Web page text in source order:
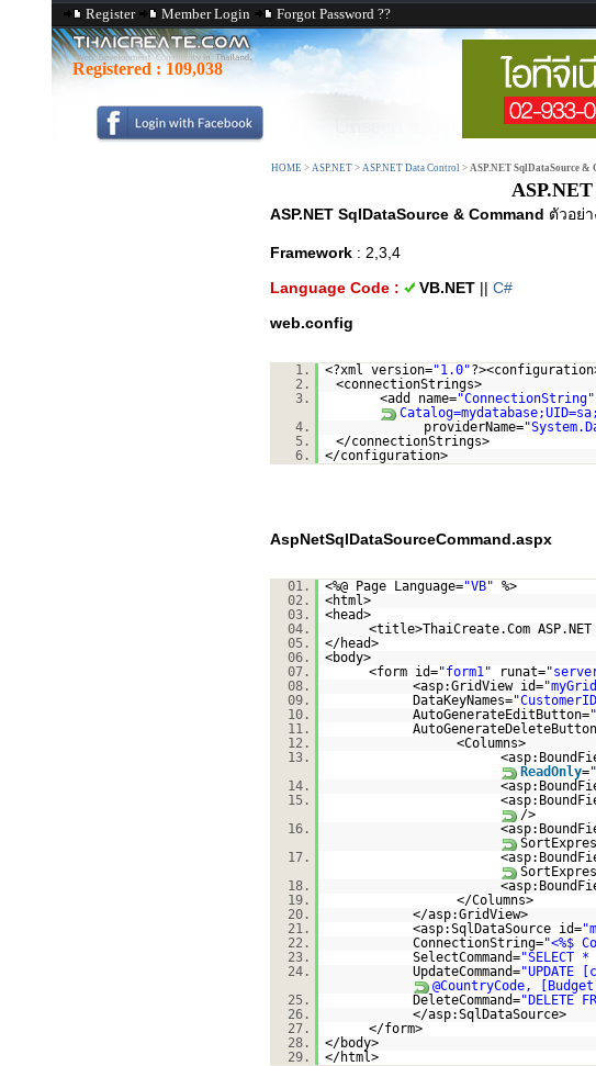
Register Member Login Forgot Password ??
Registered : 109,038
HOME > ASP.NET > ASP.NET Data Control > ASP.NET SqlDataSource &
ASP.NET SqlDataSource & Command ตัวอย่
Framework : 2,3,4
Language Code :
VB.NET || C#
web.config
1. <?xml version="1.0"
2.
<connectionStrings>
3.
<add name="ConnectionString"
4.
providerName=
5.
</connectionStrings>
6.
</configuration>
AspNetSqlDataSourceCommand.aspx
01. <%@ Page Language="VB" %>
02.
<html>
03.
<head>
04.
<title>ThaiCreate.Com
05.
</head>
06.
<body>
07.
<form id="form1" runat=
08.
<asp:GridView id=
09.
DataKeyNames=
10.
AutoGenerateEditButton=
11.
12.
<Columns>
13.
ReadOnly=
14.
15.
/>
16.
17.
18.
19.
</Columns>
20.
</asp:GridView>
21.
<asp:SqlDataSource id=
22.
ConnectionString="<%$
23.
SelectCommand="SELECT
24.
UpdateCommand="UPDATE
@CountryCode,
25.
DeleteCommand="DELETE
26.
</asp:SqlDataSource>
27.
</form>
28.
</body>
29.
</html>